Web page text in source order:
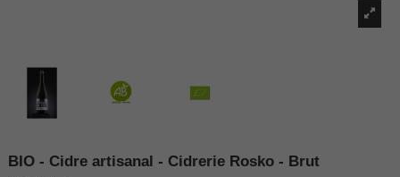
BIO - Cidre artisanal - Cidrerie Rosko - Brut